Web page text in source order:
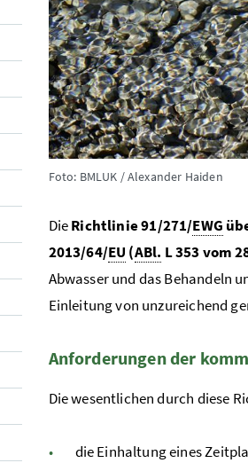
Foto: BMLUK / Alexander Haiden
DieRichtlinie 91/271/EWG
2013/64/EU (ABl. L 353 vom
Abwasser und das Behandeln
Einleitung von unzureichend
Anforderungen der
Die wesentlichen durch diese
die Einhaltung eines